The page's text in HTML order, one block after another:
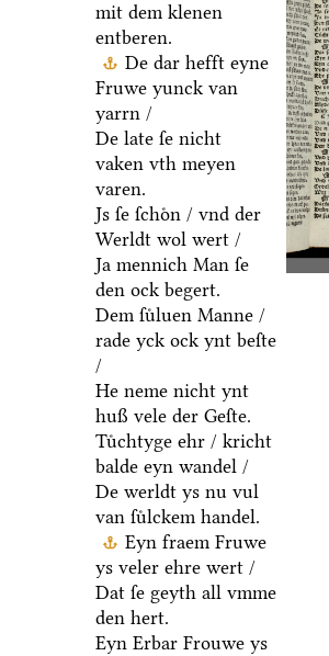
mit dem klenen
entberen.
De dar hefft eyne
Fruwe yunck van
yarrn /
De late ſe nicht
vaken vth meyen
varen.
Js ſe ſchoͤn / vnd der
Werldt wol wert /
Ja mennich Man ſe
den ock begert.
Dem ſuͤluen Manne /
rade yck ock ynt beſte
/
He neme nicht ynt
huß vele der Geſte.
Tuͤchtyge ehr / kricht
balde eyn wandel /
De werldt ys nu vul
van ſuͤlckem handel.
Eyn fraem Fruwe
ys veler ehre wert /
Dat ſe geyth all vmme
den hert.
Eyn Erbar Frouwe ys